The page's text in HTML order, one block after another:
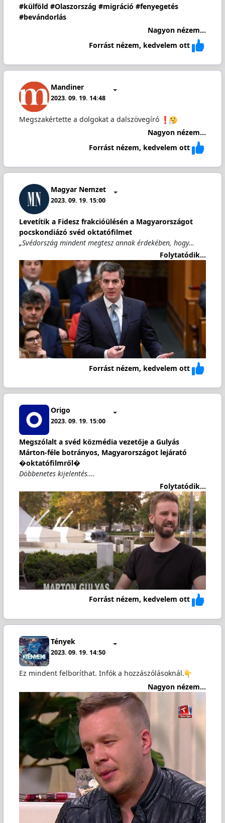
#külföld #Olaszország #migráció #fenyegetés
#bevándorlás
Nagyon nézem...
Forrást nézem, kedvelem ott
Mandiner
2023. 09. 19. 14:48
Megszakértette a dolgokat a dalszövegíró
Nagyon nézem...
Forrást nézem, kedvelem ott
Magyar Nemzet
2023. 09. 19. 15:00
Levetítik a Fidesz frakcióülésén a Magyarországot
pocskondiázó svéd oktatófilmet
„Svédország mindent megtesz annak érdekében, hogy…
Folytatódik...
Forrást nézem, kedvelem ott
Origo
2023. 09. 19. 15:00
Megszólalt a svéd közmédia vezetője a Gulyás
Márton-féle botrányos, Magyarországot lejárató
�oktatófilmről�
Döbbenetes kijelentés.…
Folytatódik...
Forrást nézem, kedvelem ott
Tények
2023. 09. 19. 14:50
Ez mindent felboríthat. Infók a hozzászólásoknál.
Nagyon nézem...